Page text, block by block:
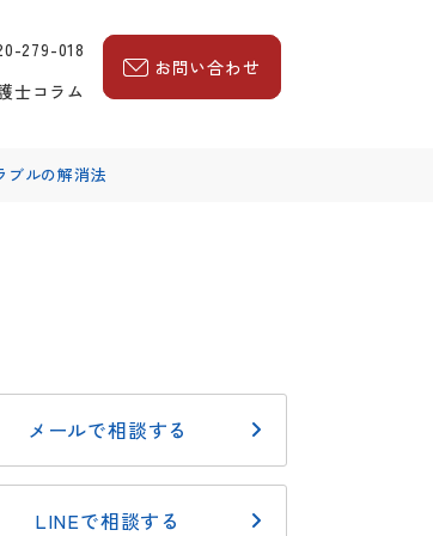
279-018
士コラム
お問い合わせ
ブルの解消法
メールで相談する
LINEで相談する